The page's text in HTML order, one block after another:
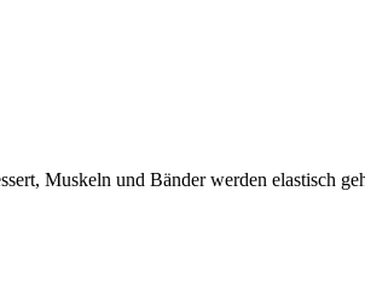
Muskeln und Bänder werden elastisch